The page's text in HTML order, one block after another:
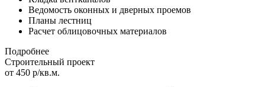
Ведомость оконных и дверных проемов
Планы лестниц
Расчет облицовочных материалов
Подробнее
Строительный проект
от 450 р/кв.м.